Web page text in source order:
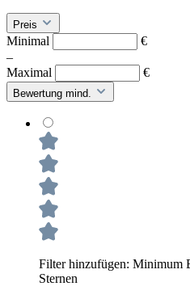
Preis
Minimal
€
–
Maximal
€
Bewertung mind.
Filter hinzufügen: Minimum
Sternen